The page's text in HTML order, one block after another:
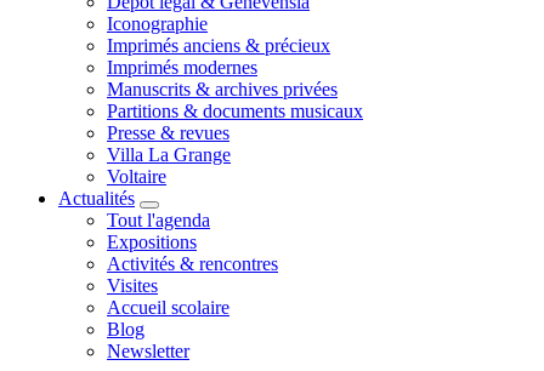
Iconographie
Imprimés anciens & précieux
Imprimés modernes
Manuscrits & archives privées
Partitions & documents musicaux
Presse & revues
Villa La Grange
Voltaire
Actualités
Tout l'agenda
Expositions
Activités & rencontres
Visites
Accueil scolaire
Blog
Newsletter